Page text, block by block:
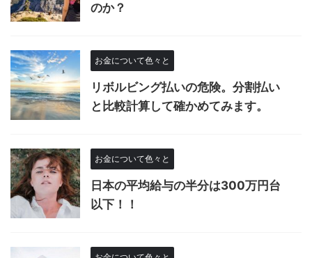
のか？
お金について色々と
リボルビング払いの危険。分割払い
と比較計算して確かめてみます。
お金について色々と
日本の平均給与の半分は300万円台
以下！！